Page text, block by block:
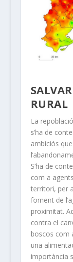
RURAL
La
s’ha de
ambiciós
S’ha de
com a
territori, per
foment de
proximitat.
contra el
boscos com
una
importància